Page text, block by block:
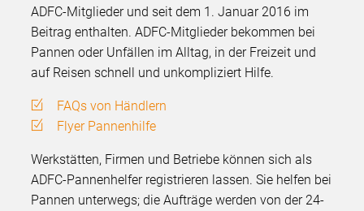
ADFC-Mitglieder und seit dem 1. Januar 2016 im
Beitrag enthalten. ADFC-Mitglieder bekommen bei
Pannen oder Unfällen im Alltag, in der Freizeit und
auf Reisen schnell und unkompliziert Hilfe.
FAQs von Händlern
Flyer Pannenhilfe
Werkstätten, Firmen und Betriebe können sich als
ADFC-Pannenhelfer registrieren lassen. Sie helfen bei
Pannen unterwegs; die Aufträge werden von der 24-